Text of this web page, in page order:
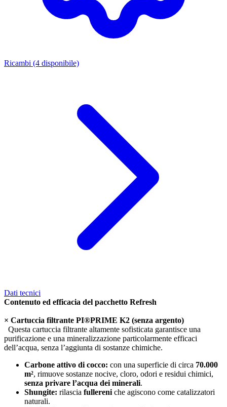
Ricambi (4 disponibile)
Dati tecnici
Contenuto ed efficacia del pacchetto Refresh
× Cartuccia filtrante PI®PRIME K2 (senza argento)
Questa cartuccia filtrante altamente sofisticata garantisce una
purificazione e una mineralizzazione particolarmente efficaci
dell’acqua, senza l’aggiunta di sostanze chimiche.
Carbone attivo di cocco: con una superficie di circa 70.000
m², rimuove sostanze nocive, cloro, odori e residui chimici,
senza privare l’acqua dei minerali.
Shungite: rilascia fullereniche agiscono come catalizzatori
naturali.